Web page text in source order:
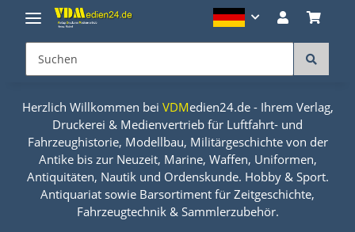
Herzlich Willkommen bei VDMedien24.de - Ihrem Verlag,
Druckerei & Medienvertrieb für Luftfahrt- und
Fahrzeughistorie, Modellbau, Militärgeschichte von der
Antike bis zur Neuzeit, Marine, Waffen, Uniformen,
Antiquitäten, Nautik und Ordenskunde. Hobby & Sport.
Antiquariat sowie Barsortiment für Zeitgeschichte,
Fahrzeugtechnik & Sammlerzubehör.